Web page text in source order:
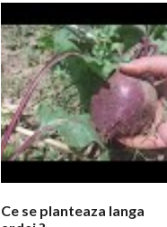
Ce se planteaza langa